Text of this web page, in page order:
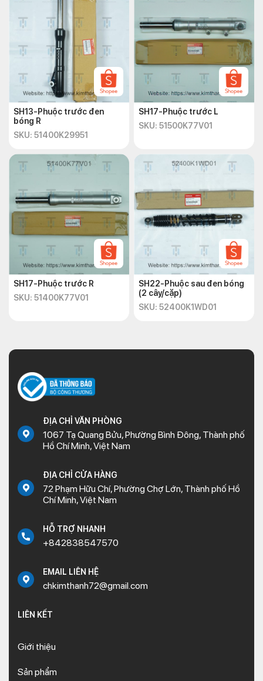
SH13-Phuộc trước đen
bóng R
SKU: 51400K29951
SH17-Phuộc trước L
SKU: 51500K77V01
SH17-Phuộc trước R
SKU: 51400K77V01
SH22-Phuộc sau đen bóng
(2 cây/cặp)
SKU: 52400K1WD01
ĐỊA CHỈ VĂN PHÒNG
1067 Tạ Quang Bửu, Phường Bình Đông, Thành phố
Hồ Chí Minh, Việt Nam
ĐỊA CHỈ CỬA HÀNG
72 Phạm Hữu Chí, Phường Chợ Lớn, Thành phố Hồ
Chí Minh, Việt Nam
HỖ TRỢ NHANH
+842838547570
EMAIL LIÊN HỆ
chkimthanh72@gmail.com
LIÊN KẾT
Giới thiệu
Sản phẩm